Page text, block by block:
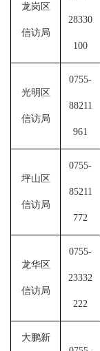
龙岗区
信访局
28330
100
光明区
信访局
0755-
88211
961
坪山区
信访局
0755-
85211
772
龙华区
信访局
0755-
23332
222
大鹏新